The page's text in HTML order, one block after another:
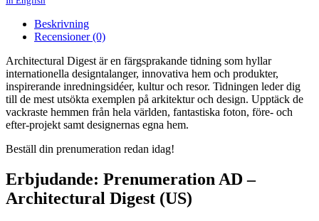
Beskrivning
Recensioner (0)
Architectural Digest är en färgsprakande tidning som hyllar
internationella designtalanger, innovativa hem och produkter,
inspirerande inredningsidéer, kultur och resor. Tidningen leder dig
till de mest utsökta exemplen på arkitektur och design. Upptäck de
vackraste hemmen från hela världen, fantastiska foton, före- och
efter-projekt samt designernas egna hem.
Beställ din prenumeration redan idag!
Erbjudande: Prenumeration AD –
Architectural Digest (US)